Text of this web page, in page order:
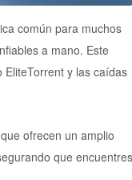
común para muchos
a mano. Este
y las caídas
ofrecen un amplio
que encuentres